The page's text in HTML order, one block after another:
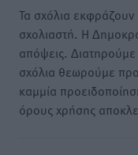
Τα σχόλια εκφράζουν
σχολιαστή. Η
απόψεις.
σχόλια θεωρούμε
καμμία
όρους χρήσης